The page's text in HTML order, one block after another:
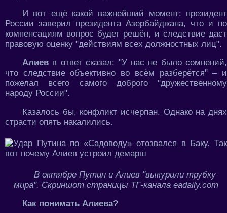
И вот ещё какой важнейший момент: президент
России заверил президента Азербайджана, что и по
компенсациям вопрос будет решён, и следствие даст
правовую оценку "действиям всех должностных лиц".
Алиев в ответ сказал: "У нас не было сомнений,
что следствие объективно во всём разберётся" – и
пожелал всего самого доброго "дружественному
народу России".
Казалось бы, конфликт исчерпан. Однако на днях
страсти опять накалились.
В октябре Путин и Алиев "выкурили трубку
мира". Скриншот страницы ТГ-канала eadaily.com
Как понимать Алиева?